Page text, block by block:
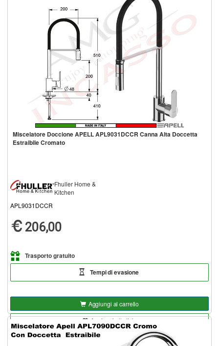
Miscelatore Doccione APELL APL9031DCCR Canna Alta Doccetta
Estraibile Cromato
Fhuller Home &
Kitchen
APL9031DCCR
206,00
Trasporto gratuito
Tempi di evasione
Aggiungi al carrello
Aggiungi alla lista